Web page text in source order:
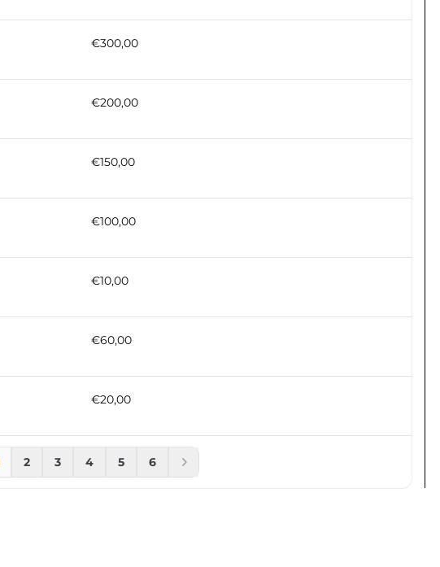
€300,00
€200,00
€150,00
€100,00
€10,00
€60,00
€20,00
2 3 4 5 6